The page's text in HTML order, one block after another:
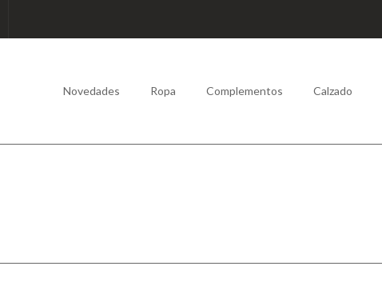
Novedades Ropa Complementos Calzado